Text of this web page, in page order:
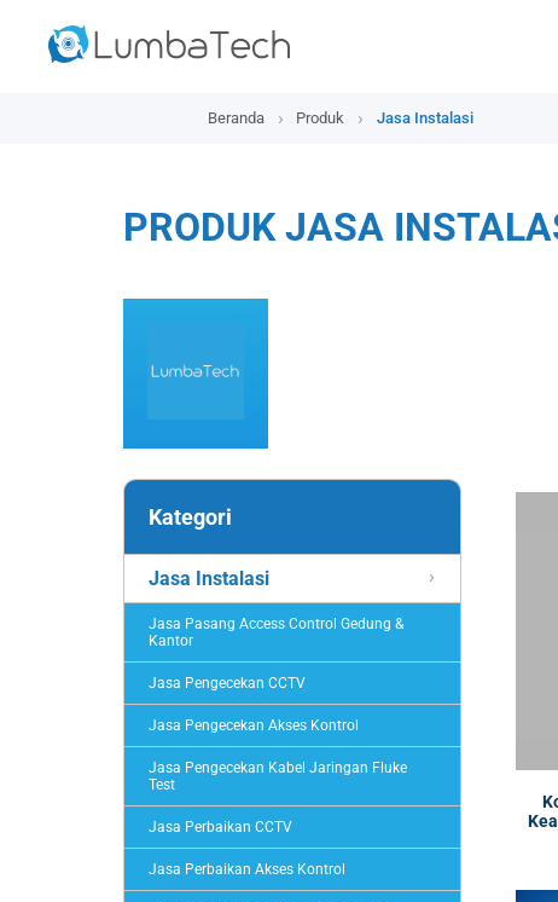
Beranda Produk Jasa Instalasi
PRODUK JASA
Kategori
Jasa Instalasi
Jasa Pasang Access Control Gedung &
Kantor
Jasa Pengecekan CCTV
Jasa Pengecekan Akses Kontrol
Jasa Pengecekan Kabel Jaringan Fluke
Test
Jasa Perbaikan CCTV
Jasa Perbaikan Akses Kontrol